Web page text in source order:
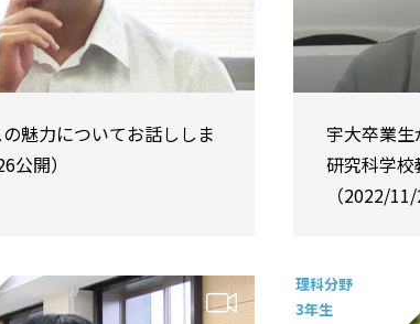
魅力についてお話ししま
公開）
宇大卒業
研究科学校
（2022/11/
理科分野
3年生